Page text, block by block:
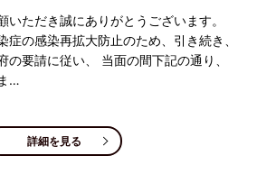
いただき誠にありがとうございます。
症の感染再拡大防止のため、引き続き、
の要請に従い、 当面の間下記の通り、
…
詳細を見る